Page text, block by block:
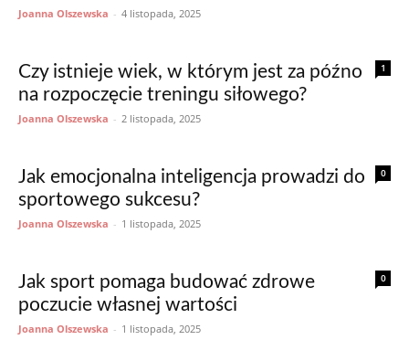
Joanna Olszewska - 4 listopada, 2025
1
Czy istnieje wiek, w którym jest za późno
na rozpoczęcie treningu siłowego?
Joanna Olszewska - 2 listopada, 2025
0
Jak emocjonalna inteligencja prowadzi do
sportowego sukcesu?
Joanna Olszewska - 1 listopada, 2025
0
Jak sport pomaga budować zdrowe
poczucie własnej wartości
Joanna Olszewska - 1 listopada, 2025